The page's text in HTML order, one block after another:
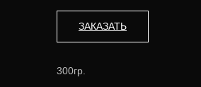
ЗАКАЗАТЬ
300гр.